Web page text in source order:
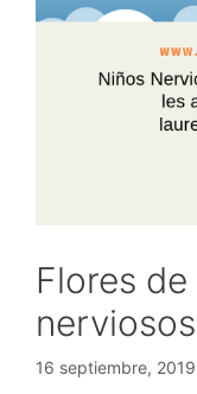
Flores
nerviosos
16 septiembre, 2019